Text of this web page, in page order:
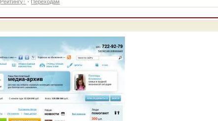
Рейтингу · Переходам